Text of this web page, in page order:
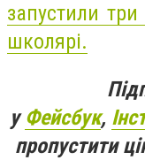
запустили
школярі.
уФейсбук,
пропустити